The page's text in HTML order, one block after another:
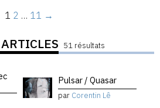
1 2 … 11 →
51 résultats
Pulsar / Quasar
par Corentin Lê